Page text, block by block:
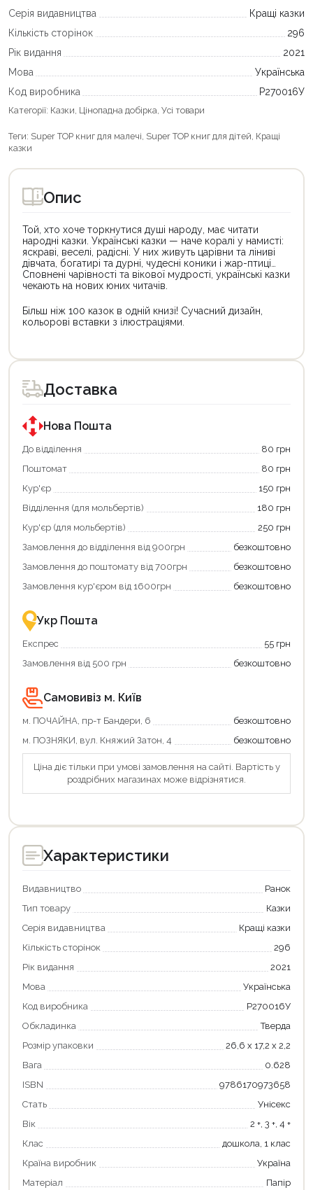
Серія видавництва
Кращі казки
Кількість сторінок
296
Рік видання
2021
Мова
Українська
Код виробника
Р270016У
Категорії: Казки Цінопадна добірка Усі товари
Теги: Super TOP книг для малечі Super TOP книг для дітей Кращі
казки
Опис
Той, хто хоче торкнутися душі народу, має читати
народні казки. Українські казки — наче коралі у намисті:
яскраві, веселі, радісні. У них живуть царівни та ліниві
дівчата, богатирі та дурні, чудесні коники і жар-птиці…
Сповнені чарівності та вікової мудрості, українські казки
чекають на нових юних читачів.
Більш ніж 100 казок в одній книзі! Сучасний дизайн,
кольорові вставки з ілюстраціями.
товар
для
покупки
державною
програмою
єКнига.
Використовуйте
карту
щоб
зекономити
та
отримати
переваги!
картою
єКнига
–
зручно
та
товар
для
покупки
державною
програмою
«Національний
кешбек».
покупку
«Національний
кешбек»
та
отримуйте
повернення
Економте
більше
разом
державною
підтримкою!
Доставка
Нова Пошта
До відділення
80 грн
Поштомат
80 грн
Кур'єр
150 грн
Відділення (для мольбертів)
180 грн
Кур'єр (для мольбертів)
250 грн
Замовлення до відділення від 900грн
безкоштовно
Замовлення до поштомату від 700грн
безкоштовно
Замовлення кур'єром від 1600грн
безкоштовно
Укр Пошта
Експрес
55 грн
Замовлення від 500 грн
безкоштовно
Самовивіз м. Київ
м. ПОЧАЙНА, пр-т Бандери, 6
безкоштовно
м. ПОЗНЯКИ, вул. Княжий Затон, 4
безкоштовно
Ціна діє тільки при умові замовлення на сайті. Вартість у
роздрібних магазинах може відрізнятися.
Характеристики
Видавництво
Ранок
Тип товару
Казки
Серія видавництва
Кращі казки
Кількість сторінок
296
Рік видання
2021
Мова
Українська
Код виробника
Р270016У
Обкладинка
Тверда
Розмір упаковки
26,6 х 17,2 х 2,2
Вага
0.628
ISBN
9786170973658
Стать
Унісекс
Вік
2 +, 3 +, 4 +
Клас
дошкола, 1 клас
Країна виробник
Україна
Матеріал
Папір